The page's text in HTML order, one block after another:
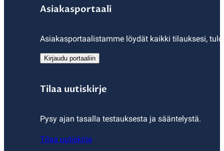
Asiakasportaali
Asiakasportaalistamme löydät kaikki tilauksesi,
Kirjaudu portaaliin
Tilaa uutiskirje
Pysy ajan tasalla testauksesta ja sääntelystä.
Tilaa uutiskirje